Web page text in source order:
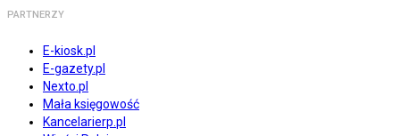
PARTNERZY
E-kiosk.pl
E-gazety.pl
Nexto.pl
Mała księgowość
Kancelarierp.pl